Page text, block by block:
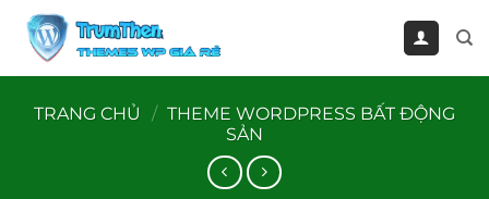
qua
TRANG CHỦ
/ THEME WORDPRESS BẤT ĐỘNG
SẢN